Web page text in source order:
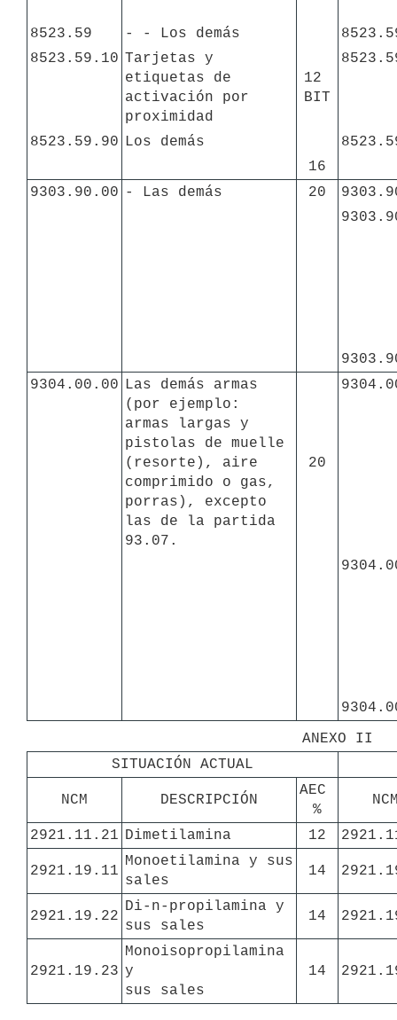
8523.59 - - Los demás
8523.59.10 Tarjetas y
etiquetas de
activación por
proximidad
12
BIT
8523.59.90 Los demás
16
9303.90.00 - Las demás 20
9304.00.00
Las demás armas
(por ejemplo:
armas largas y
pistolas de muelle
(resorte), aire
comprimido o gas,
porras), excepto
las de la partida
93.07.
20
ANEXO II
SITUACIÓN ACTUAL
NCM DESCRIPCIÓN
AEC
%
2921.11.21 Dimetilamina 12
2921.19.11
Monoetilamina y sus
sales
14
2921.19.22
Di-n-propilamina y
sus sales
14
2921.19.23
Monoisopropilamina
y
sus sales
14